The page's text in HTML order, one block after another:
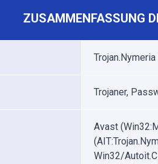
ZUSAMMENFASSUNG
Trojaner,
Avast
Win32/